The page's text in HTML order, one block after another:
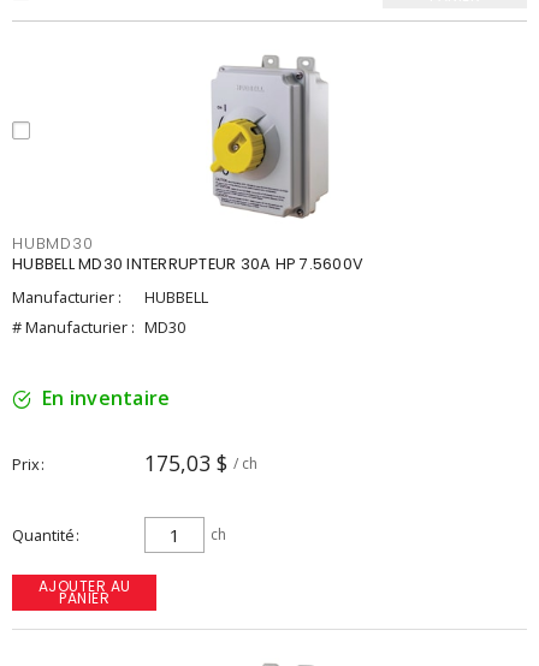
HUBMD30
HUBBELL MD30 INTERRUPTEUR 30A HP 7.5600V
Manufacturier :
HUBBELL
# Manufacturier : MD30
En inventaire
Prix 175,03 $ / ch
Quantité ch
AJOUTER AU
PANIER